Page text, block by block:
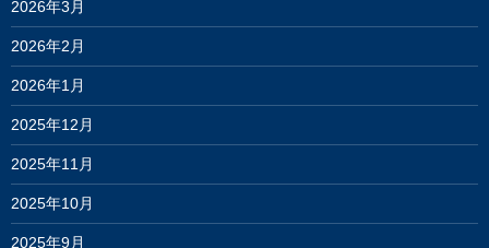
2026年3月
2026年2月
2026年1月
2025年12月
2025年11月
2025年10月
2025年9月